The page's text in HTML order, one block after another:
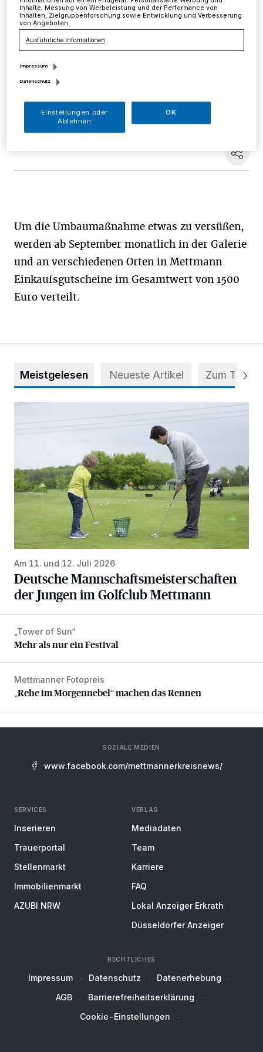
Mettmann·In der Königshof-Galerie wird sich Vieles
tun. Das Parkhaus und das Center werden umgebaut,
neue Mieter stellen sich vor, Flächen werden erweitert
Mettmanner.
29.08.2018 , 15:13 Uhr Eine Minute Lesezeit
Um die Umbaumaßnahme etwas zu versüßen,
werden ab September monatlich in der Galerie
und an verschiedenen Orten in Mettmann
Einkaufsgutscheine im Gesamtwert von 1500
Euro verteilt.
Meistgelesen Neueste Artikel Zum Thema
Am 11. und 12. Juli 2026
Deutsche Mannschaftsmeisterschaften
der Jungen im Golfclub Mettmann
Mehr als nur ein Festival
„Tower of Sun“
Mehr als nur ein Festival
„Rehe im Morgennebel“ machen das Rennen
Mettmanner Fotopreis
„Rehe im Morgennebel“ machen das Rennen
SOZIALE MEDIEN
www.facebook.com/mettmannerkreisnews/
SERVICES
Inserieren
Trauerportal
Stellenmarkt
Immobilienmarkt
AZUBI NRW
VERLAG
Mediadaten
Team
Karriere
FAQ
Lokal Anzeiger Erkrath
Düsseldorfer Anzeiger
RECHTLICHES
Impressum Datenschutz
Datenerhebung
AGB
Barrierefreiheitserklärung
Cookie-Einstellungen
Inhalte, Messung von Werbeleistung und der Performance von
Inhalten, Zielgruppenforschung sowie Entwicklung und Verbesserung
von Angeboten.
Ausführliche Informationen
Impressum
Datenschutz
Einstellungen oder
Ablehnen
OK